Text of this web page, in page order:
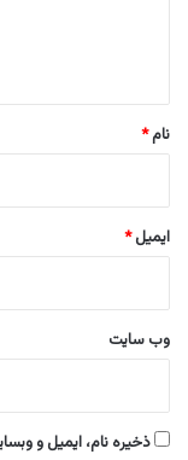
نام*
ایمیل*
وب‌ سایت
ذخیره نام، ایمیل و